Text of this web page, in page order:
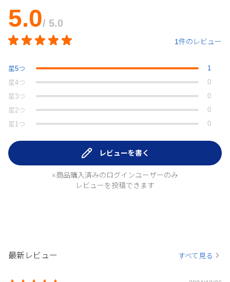
5.0/ 5.0
1件のレビュー
星5つ
1
星4つ
0
星 3つ
0
星 2つ
0
星 1つ 0
レビューを書く
※商品購入済みのログインユーザーのみ
レビューを投稿できます
最新レビュー すべて見る